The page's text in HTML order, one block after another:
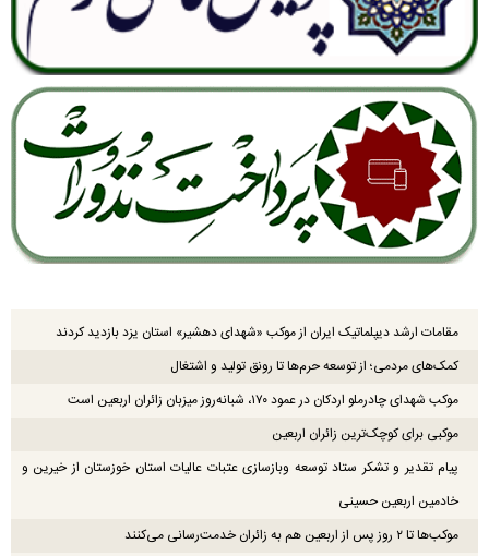
مقامات ارشد دیپلماتیک ایران از موکب «شهدای دهشیر» استان یزد بازدید کردند
کمک‌های مردمی؛ از توسعه حرم‌ها تا رونق تولید و اشتغال
موکب شهدای چادرملو اردکان در عمود ۱۷۰، شبانه‌روز میزبان زائران اربعین است
موکبی برای کوچک‌ترین زائران اربعین
پیام تقدیر و تشکر ستاد توسعه وبازسازی عتبات عالیات استان خوزستان از خیرین و
خادمین اربعین حسینی
موکب‌ها تا ۲ روز پس از اربعین هم به زائران خدمت‌رسانی می‌کنند